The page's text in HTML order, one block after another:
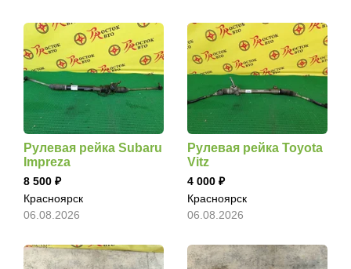
Рулевая рейка Subaru
Impreza
8 500
Красноярск
06.08.2026
Рулевая рейка Toyota
Vitz
4 000
Красноярск
06.08.2026